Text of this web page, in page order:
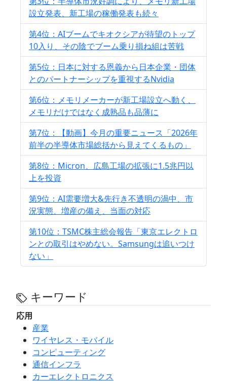
設立発表、新工場の稼働発表も続々
第4位：AIブームでキオクシアが待望のトップ
10入り、その陰でブーム乗り損ね組は苦戦
第5位：日本に対する恩義から日本企業・団体
とのパートナーシップを重視するNvidia
第6位：メモリメーカーが新工場設立へ動く、
メモリだけではなく成熟品も品薄に
第7位：【動画】今月の重要ニュース「2026年
前半の半導体市場総括から見えてくるもの」
第8位：Micron、広島工場の拡張に1.5兆円以
上を投資
第9位：AI需要増大&先行き不透明の渦中、市
況実態、増産の備え、当面の対応
第10位：TSMC株主総会報告「東京エレクトロ
ンとの取引はやめない。Samsungは追いつけ
ない」
キーワード
応用
産業
ワイヤレス・モバイル
コンピューティング
通信インフラ
カーエレクトロニクス